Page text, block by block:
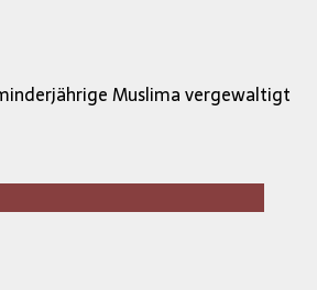
Muslima vergewaltigt